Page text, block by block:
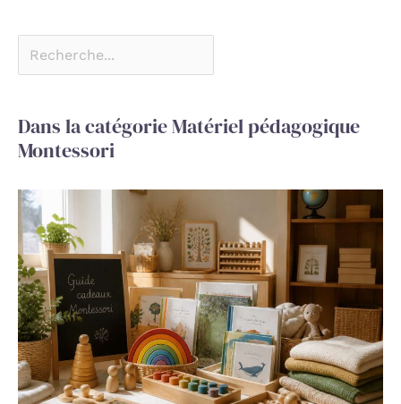
Dans la catégorie Matériel pédagogique
Montessori